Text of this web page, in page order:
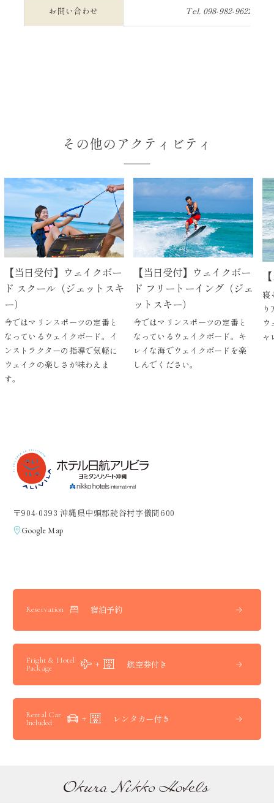
お問い合わせ Tel. 098-982-9622
その他のアクティビティ
日受付】ウェイクボー
クール（ジェットスキ
マリンスポーツの定番と
いるウェイクボード。イ
ラクターの指導で気軽に
クの楽しさが味わえま
【当日受付】ウェイクボー
ド フリートーイング（ジェ
ットスキー）
今ではマリンスポーツの定番と
なっているウェイクボード。キ
レイな海でウェイクボードを楽
しんでください。
【当
寝そべ
り方は
ウェイ
ャレン
〒904-0393 沖縄県中頭郡読谷村字儀間600
Google Map
Reservation 宿泊予約
Fright & Hotel
Package
航空券付き
Rental Car
Included
レンタカー付き